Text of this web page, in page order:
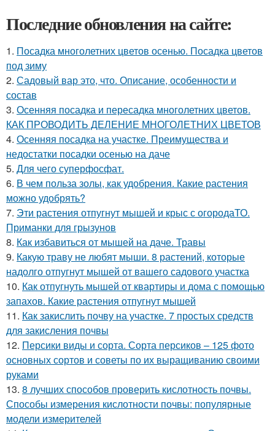
Последние обновления на сайте:
1. Посадка многолетних цветов осенью. Посадка цветов
под зиму
2. Садовый вар это, что. Описание, особенности и
состав
3. Осенняя посадка и пересадка многолетних цветов.
КАК ПРОВОДИТЬ ДЕЛЕНИЕ МНОГОЛЕТНИХ ЦВЕТОВ
4. Осенняя посадка на участке. Преимущества и
недостатки посадки осенью на даче
5. Для чего суперфосфат.
6. В чем польза золы, как удобрения. Какие растения
можно удобрять?
7. Эти растения отпугнут мышей и крыс с огородаТО.
Приманки для грызунов
8. Как избавиться от мышей на даче. Травы
9. Какую траву не любят мыши. 8 растений, которые
надолго отпугнут мышей от вашего садового участка
10. Как отпугнуть мышей от квартиры и дома с помощью
запахов. Какие растения отпугнут мышей
11. Как закислить почву на участке. 7 простых средств
для закисления почвы
12. Персики виды и сорта. Сорта персиков – 125 фото
основных сортов и советы по их выращиванию своими
руками
13. 8 лучших способов проверить кислотность почвы.
Способы измерения кислотности почвы: популярные
модели измерителей